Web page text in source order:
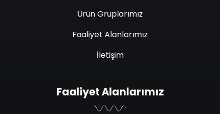
Ürün Gruplarımız
Faaliyet Alanlarımız
İletişim
Faaliyet Alanlarımız